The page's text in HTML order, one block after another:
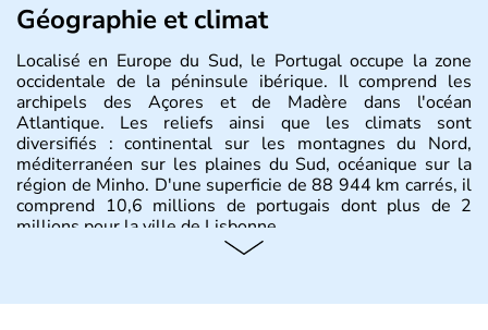
Géographie et climat
Localisé en Europe du Sud, le Portugal occupe la zone
occidentale de la péninsule ibérique. Il comprend les
archipels des Açores et de Madère dans l'océan
Atlantique. Les reliefs ainsi que les climats sont
diversifiés : continental sur les montagnes du Nord,
méditerranéen sur les plaines du Sud, océanique sur la
région de Minho. D'une superficie de 88 944 km carrés, il
comprend 10,6 millions de portugais dont plus de 2
millions pour la ville de Lisbonne.
Le Portugal est à l'origine majoritairement composé de